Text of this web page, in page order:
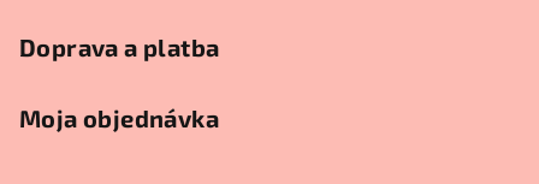
Doprava a platba
Moja objednávka